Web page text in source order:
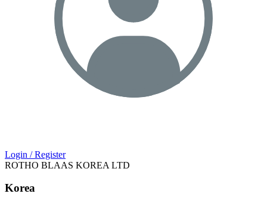
Login / Register
ROTHO BLAAS KOREA LTD
Korea